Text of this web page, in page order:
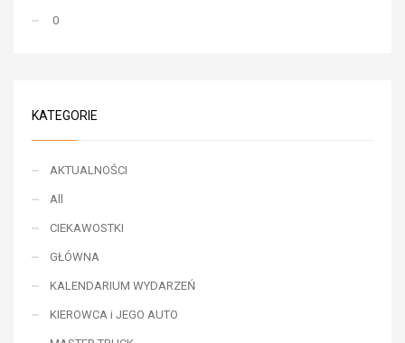
0
KATEGORIE
AKTUALNOŚCI
All
CIEKAWOSTKI
GŁÓWNA
KALENDARIUM WYDARZEŃ
KIEROWCA i JEGO AUTO